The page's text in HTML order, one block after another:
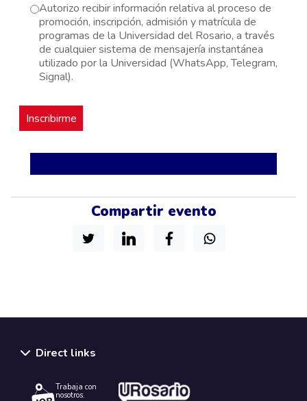
Autorizo recibir información relativa al proceso de
promoción, inscripción, admisión y matrícula de
programas de la Universidad del Rosario, a través
de cualquier sistema de mensajería instantánea
utilizado por la Universidad (WhatsApp, Telegram,
Signal).
Compartir evento
Direct links
Trabaja con
nosotros.